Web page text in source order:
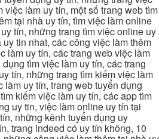
việc làm uy tín, một số trang web tìm
tại nhà uy tín, tìm việc làm online
tín, những trang tìm việc online uy
tin nhat, các công việc làm thêm
làm uy tín, các trang web việc làm
tìm việc làm uy tín, các trang
tín, những trang tìm kiếm việc làm
làm uy tín, trang web tuyển dụng
kiếm việc làm uy tín, các app tìm
uy tin, việc làm online uy tín tại
những kênh tuyển dụng uy
trang indeed có uy tín không, 10